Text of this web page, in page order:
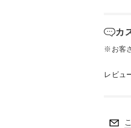
カ
※お客
レビュ